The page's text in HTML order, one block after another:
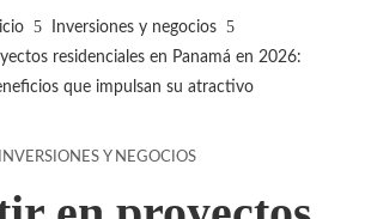
Inversiones y negocios
residenciales en Panamá en 2026:
que impulsan su atractivo
INVERSIONES Y NEGOCIOS